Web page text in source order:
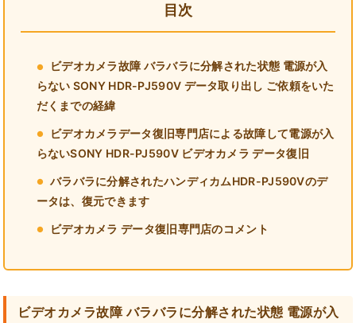
目次
ビデオカメラ故障 バラバラに分解された状態 電源が入
らない SONY HDR-PJ590V データ取り出し ご依頼をいた
だくまでの経緯
ビデオカメラデータ復旧専門店による故障して電源が入
らないSONY HDR-PJ590V ビデオカメラ データ復旧
バラバラに分解されたハンディカムHDR-PJ590Vのデ
ータは、復元できます
ビデオカメラ データ復旧専門店のコメント
ビデオカメラ故障 バラバラに分解された状態 電源が入